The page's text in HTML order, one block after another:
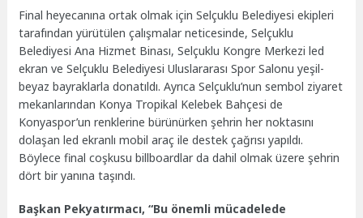
Final heyecanına ortak olmak için Selçuklu Belediyesi ekipleri
tarafından yürütülen çalışmalar neticesinde, Selçuklu
Belediyesi Ana Hizmet Binası, Selçuklu Kongre Merkezi led
ekran ve Selçuklu Belediyesi Uluslararası Spor Salonu yeşil-
beyaz bayraklarla donatıldı. Ayrıca Selçuklu’nun sembol ziyaret
mekanlarından Konya Tropikal Kelebek Bahçesi de
Konyaspor’un renklerine bürünürken şehrin her noktasını
dolaşan led ekranlı mobil araç ile destek çağrısı yapıldı.
Böylece final coşkusu billboardlar da dahil olmak üzere şehrin
dört bir yanına taşındı.
Başkan Pekyatırmacı, “Bu önemli mücadelede